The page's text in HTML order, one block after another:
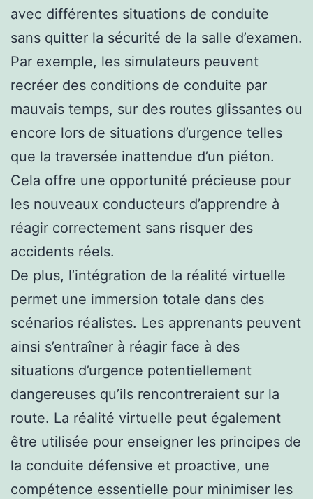
avec différentes situations de conduite
sans quitter la sécurité de la salle d’examen.
Par exemple, les simulateurs peuvent
recréer des conditions de conduite par
mauvais temps, sur des routes glissantes ou
encore lors de situations d’urgence telles
que la traversée inattendue d’un piéton.
Cela offre une opportunité précieuse pour
les nouveaux conducteurs d’apprendre à
réagir correctement sans risquer des
accidents réels.
De plus, l’intégration de la réalité virtuelle
permet une immersion totale dans des
scénarios réalistes. Les apprenants peuvent
ainsi s’entraîner à réagir face à des
situations d’urgence potentiellement
dangereuses qu’ils rencontreraient sur la
route. La réalité virtuelle peut également
être utilisée pour enseigner les principes de
la conduite défensive et proactive, une
compétence essentielle pour minimiser les